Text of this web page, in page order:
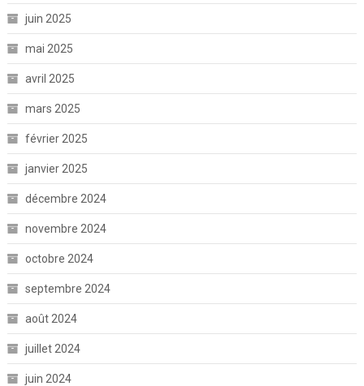
juin 2025
mai 2025
avril 2025
mars 2025
février 2025
janvier 2025
décembre 2024
novembre 2024
octobre 2024
septembre 2024
août 2024
juillet 2024
juin 2024